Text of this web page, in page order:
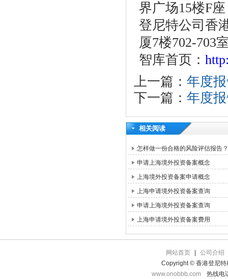
界广场15楼F座
登尼特公司香
厦7楼702-703
智库首页：
上一篇： 年度
下一篇： 年度
相关阅读
怎样做一份合格的风险评估报告？
申请上海境外投资备案概念
上海境外投资备案申请概念
上海申请境外投资备案查询
申请上海境外投资备案查询
上海申请境外投资备案费用
网站首页
公司介绍
Copyright © 香港登尼特
www.onobbb.com
热线电